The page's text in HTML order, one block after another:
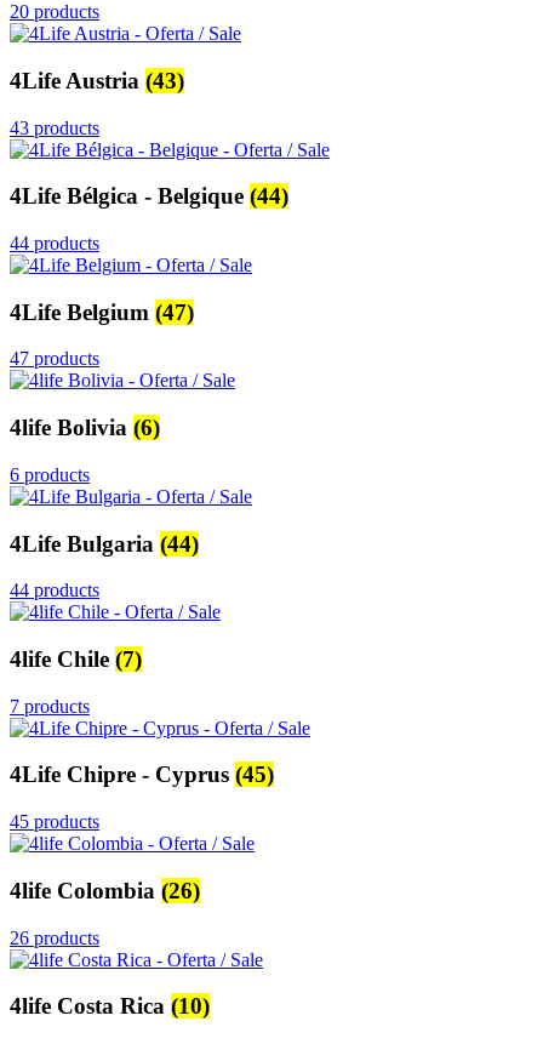
20 products
4Life Austria (43)
43 products
4Life Bélgica - Belgique (44)
44 products
4Life Belgium (47)
47 products
4life Bolivia (6)
6 products
4Life Bulgaria (44)
44 products
4life Chile (7)
7 products
4Life Chipre - Cyprus (45)
45 products
4life Colombia (26)
26 products
4life Costa Rica (10)